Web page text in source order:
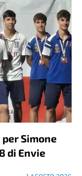
Simone
di Envie